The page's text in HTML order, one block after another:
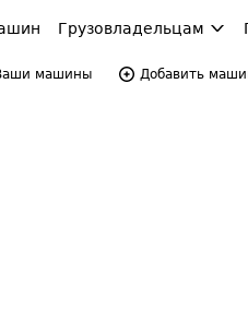
Грузовладельцам
машины Добавить